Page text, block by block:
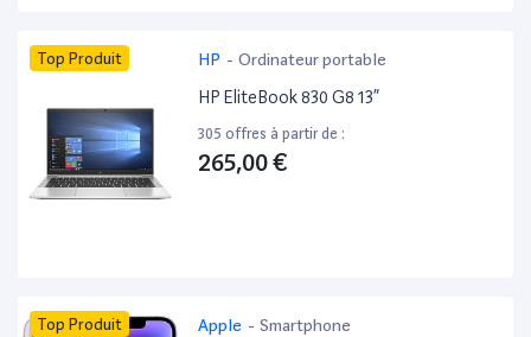
Top Produit HP - Ordinateur portable
HP EliteBook 830 G8 13”
305 offres à partir de :
265,00 €
Top Produit Apple - Smartphone